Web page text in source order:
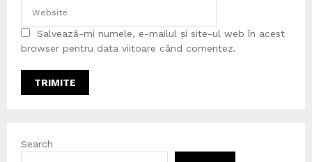
Salvează-mi numele, e-mailul și site-ul web în acest
browser pentru data viitoare când comentez.
Search